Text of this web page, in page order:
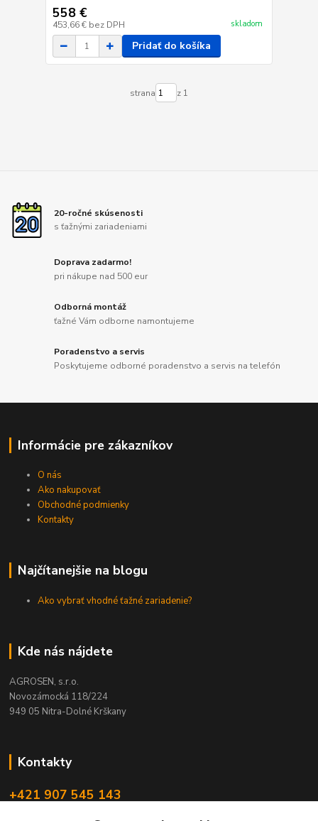
558 €
453,66 € bez DPH skladom
Pridať do košíka
strana z 1
20-ročné skúsenosti
s ťažnými zariadeniami
Doprava zadarmo!
pri nákupe nad 500 eur
Odborná montáž
ťažné Vám odborne namontujeme
Poradenstvo a servis
Poskytujeme odborné poradenstvo a servis na telefón
Informácie pre zákazníkov
O nás
Ako nakupovať
Obchodné podmienky
Kontakty
Najčítanejšie na blogu
Ako vybrať vhodné ťažné zariadenie?
Kde nás nájdete
AGROSEN, s.r.o.
Novozámocká 118/224
949 05 Nitra-Dolné Krškany
Kontakty
+421 907 545 143